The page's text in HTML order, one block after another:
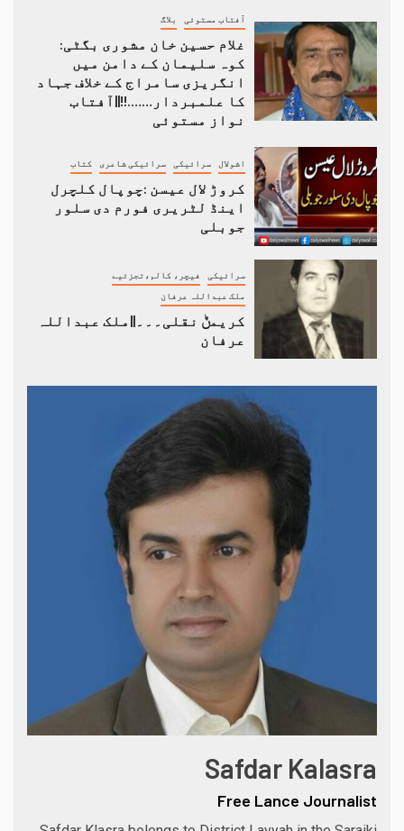
آفتاب مستوئی بلاگ
غلام حسین خان مشوری بگٹی:
کوہ سلیمان کے دامن میں
انگریزی سامراج کے خلاف جہاد
کا علمبردار…….!!||آفتاب
نواز مستوئی
اشولال سرائیکی سرائیکی شاعری کتاب
کروڑ لال عیسن :چوپال کلچرل
اینڈ لٹریری فورم دی سلور
جوبلی
سرائیکی فیچر، کالم،تجزئیے
ملک عبداللہ عرفان
کریمݨ نقلی۔۔۔||ملک عبداللہ
عرفان
Safdar Kalasra
Free Lance Journalist